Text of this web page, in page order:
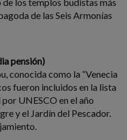
de las Seis Armonías
pensión)
conocida como la “Venecia
fueron incluidos en la lista
UNESCO en el año
y el Jardín del Pescador.